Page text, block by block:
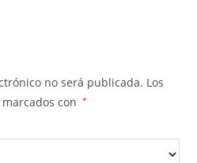
no será publicada. Los
con
*